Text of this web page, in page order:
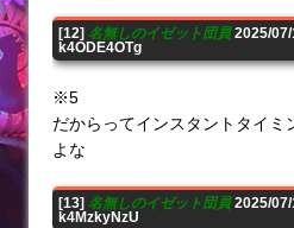
[12] 名無しのイゼット団員2025/07/
k4ODE4OTg
※5
だからってインスタントタイミ
よな
[13] 名無しのイゼット団員2025/07/
k4MzkyNzU